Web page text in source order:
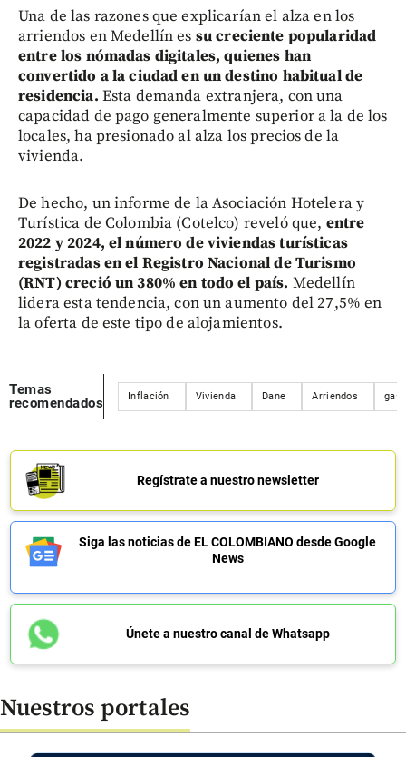
Una de las razones que explicarían el alza en los
arriendos en Medellín es su creciente popularidad
entre los nómadas digitales, quienes han
convertido a la ciudad en un destino habitual de
residencia. Esta demanda extranjera, con una
capacidad de pago generalmente superior a la de los
locales, ha presionado al alza los precios de la
vivienda.
De hecho, un informe de la Asociación Hotelera y
Turística de Colombia (Cotelco) reveló que, entre
2022 y 2024, el número de viviendas turísticas
registradas en el Registro Nacional de Turismo
(RNT) creció un 380% en todo el país. Medellín
lidera esta tendencia, con un aumento del 27,5% en
la oferta de este tipo de alojamientos.
Temas
recomendados
Inflación Vivienda Dane Arriendos
Regístrate a nuestro newsletter
Siga las noticias de EL COLOMBIANO desde Google
News
Únete a nuestro canal de Whatsapp
Nuestros portales